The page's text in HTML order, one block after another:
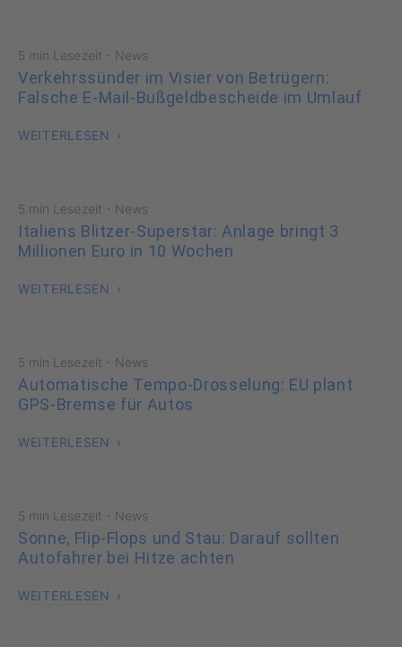
5 min Lesezeit · News
Verkehrssünder im Visier von Betrügern:
Falsche E-Mail-Bußgeldbescheide im Umlauf
WEITERLESEN
5 min Lesezeit · News
Italiens Blitzer-Superstar: Anlage bringt 3
Millionen Euro in 10 Wochen
WEITERLESEN
5 min Lesezeit · News
Automatische Tempo-Drosselung: EU plant
GPS-Bremse für Autos
WEITERLESEN
5 min Lesezeit · News
Sonne, Flip-Flops und Stau: Darauf sollten
Autofahrer bei Hitze achten
WEITERLESEN